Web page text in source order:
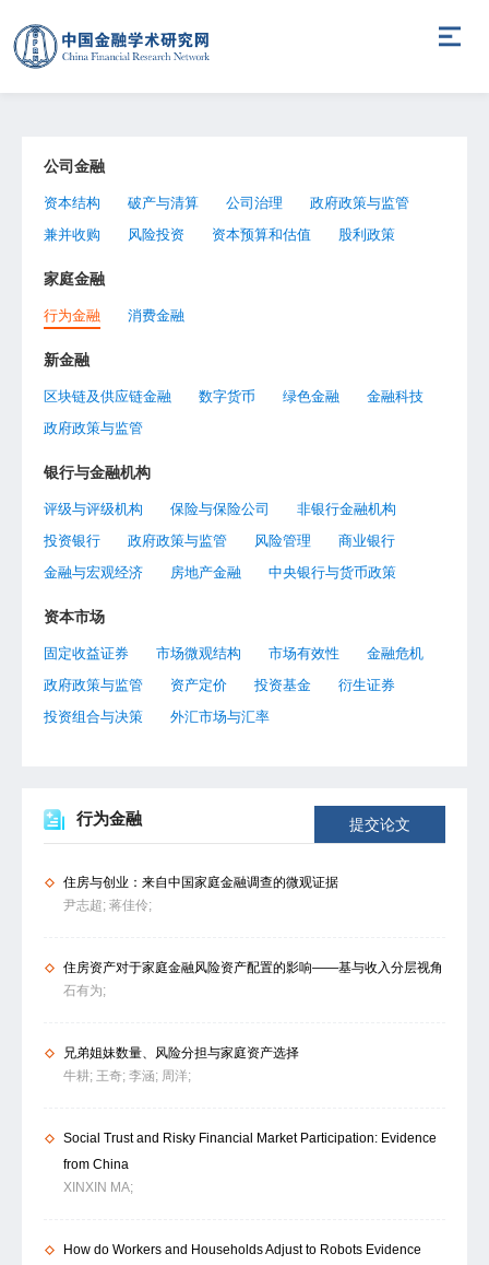
公司金融
资本结构 破产与清算 公司治理
政府政策与监管
兼并收购
风险投资 资本预算和估值 股利政策
家庭金融
行为金融 消费金融
新金融
区块链及供应链金融 数字货币 绿色金融
金融科技
政府政策与监管
银行与金融机构
评级与评级机构 保险与保险公司
非银行金融机构
投资银行
政府政策与监管 风险管理
商业银行
金融与宏观经济
房地产金融 中央银行与货币政策
资本市场
固定收益证券 市场微观结构 市场有效性
金融危机
政府政策与监管
资产定价 投资基金
衍生证券
投资组合与决策
外汇市场与汇率
提交论文
行为金融
住房与创业：来自中国家庭金融调查的微观证据
尹志超; 蒋佳伶;
住房资产对于家庭金融风险资产配置的影响——基与收入分层视角
石有为;
兄弟姐妹数量、风险分担与家庭资产选择
牛耕; 王奇; 李涵; 周洋;
Social Trust and Risky Financial Market Participation: Evidence
from China
XINXIN MA;
How do Workers and Households Adjust to Robots Evidence